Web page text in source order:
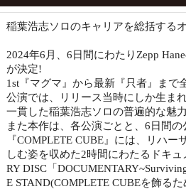
稲葉浩志ソロのキャリアを総括する
2024年6月、6日間にわたりZepp
が決定!
1st『マグマ』から最新『只者』ま
公演では、リリース当時にしか生ま
一貫した稲葉浩志ソロの普遍的な魅
また本作は、各公演ごとと、6日間
『COMPLETE CUBE』には、リハ
しむ姿を収めた2時間にわたるドキ
RY DISC「
E STAND(COMPLETE CUBEを飾る